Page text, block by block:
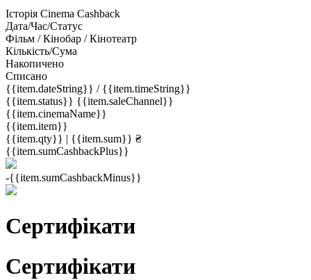
Історія Cinema Cashback
Дата/Час/Статус
Фільм / Кінобар / Кінотеатр
Кількість/Сума
Накопичено
Списано
{{item.dateString}} / {{item.timeString}}
{{item.status}} {{item.saleChannel}}
{{item.cinemaName}}
{{item.item}}
{{item.qty}} | {{item.sum}} ₴
{{item.sumCashbackPlus}}
-{{item.sumCashbackMinus}}
Сертифікати
Сертифікати